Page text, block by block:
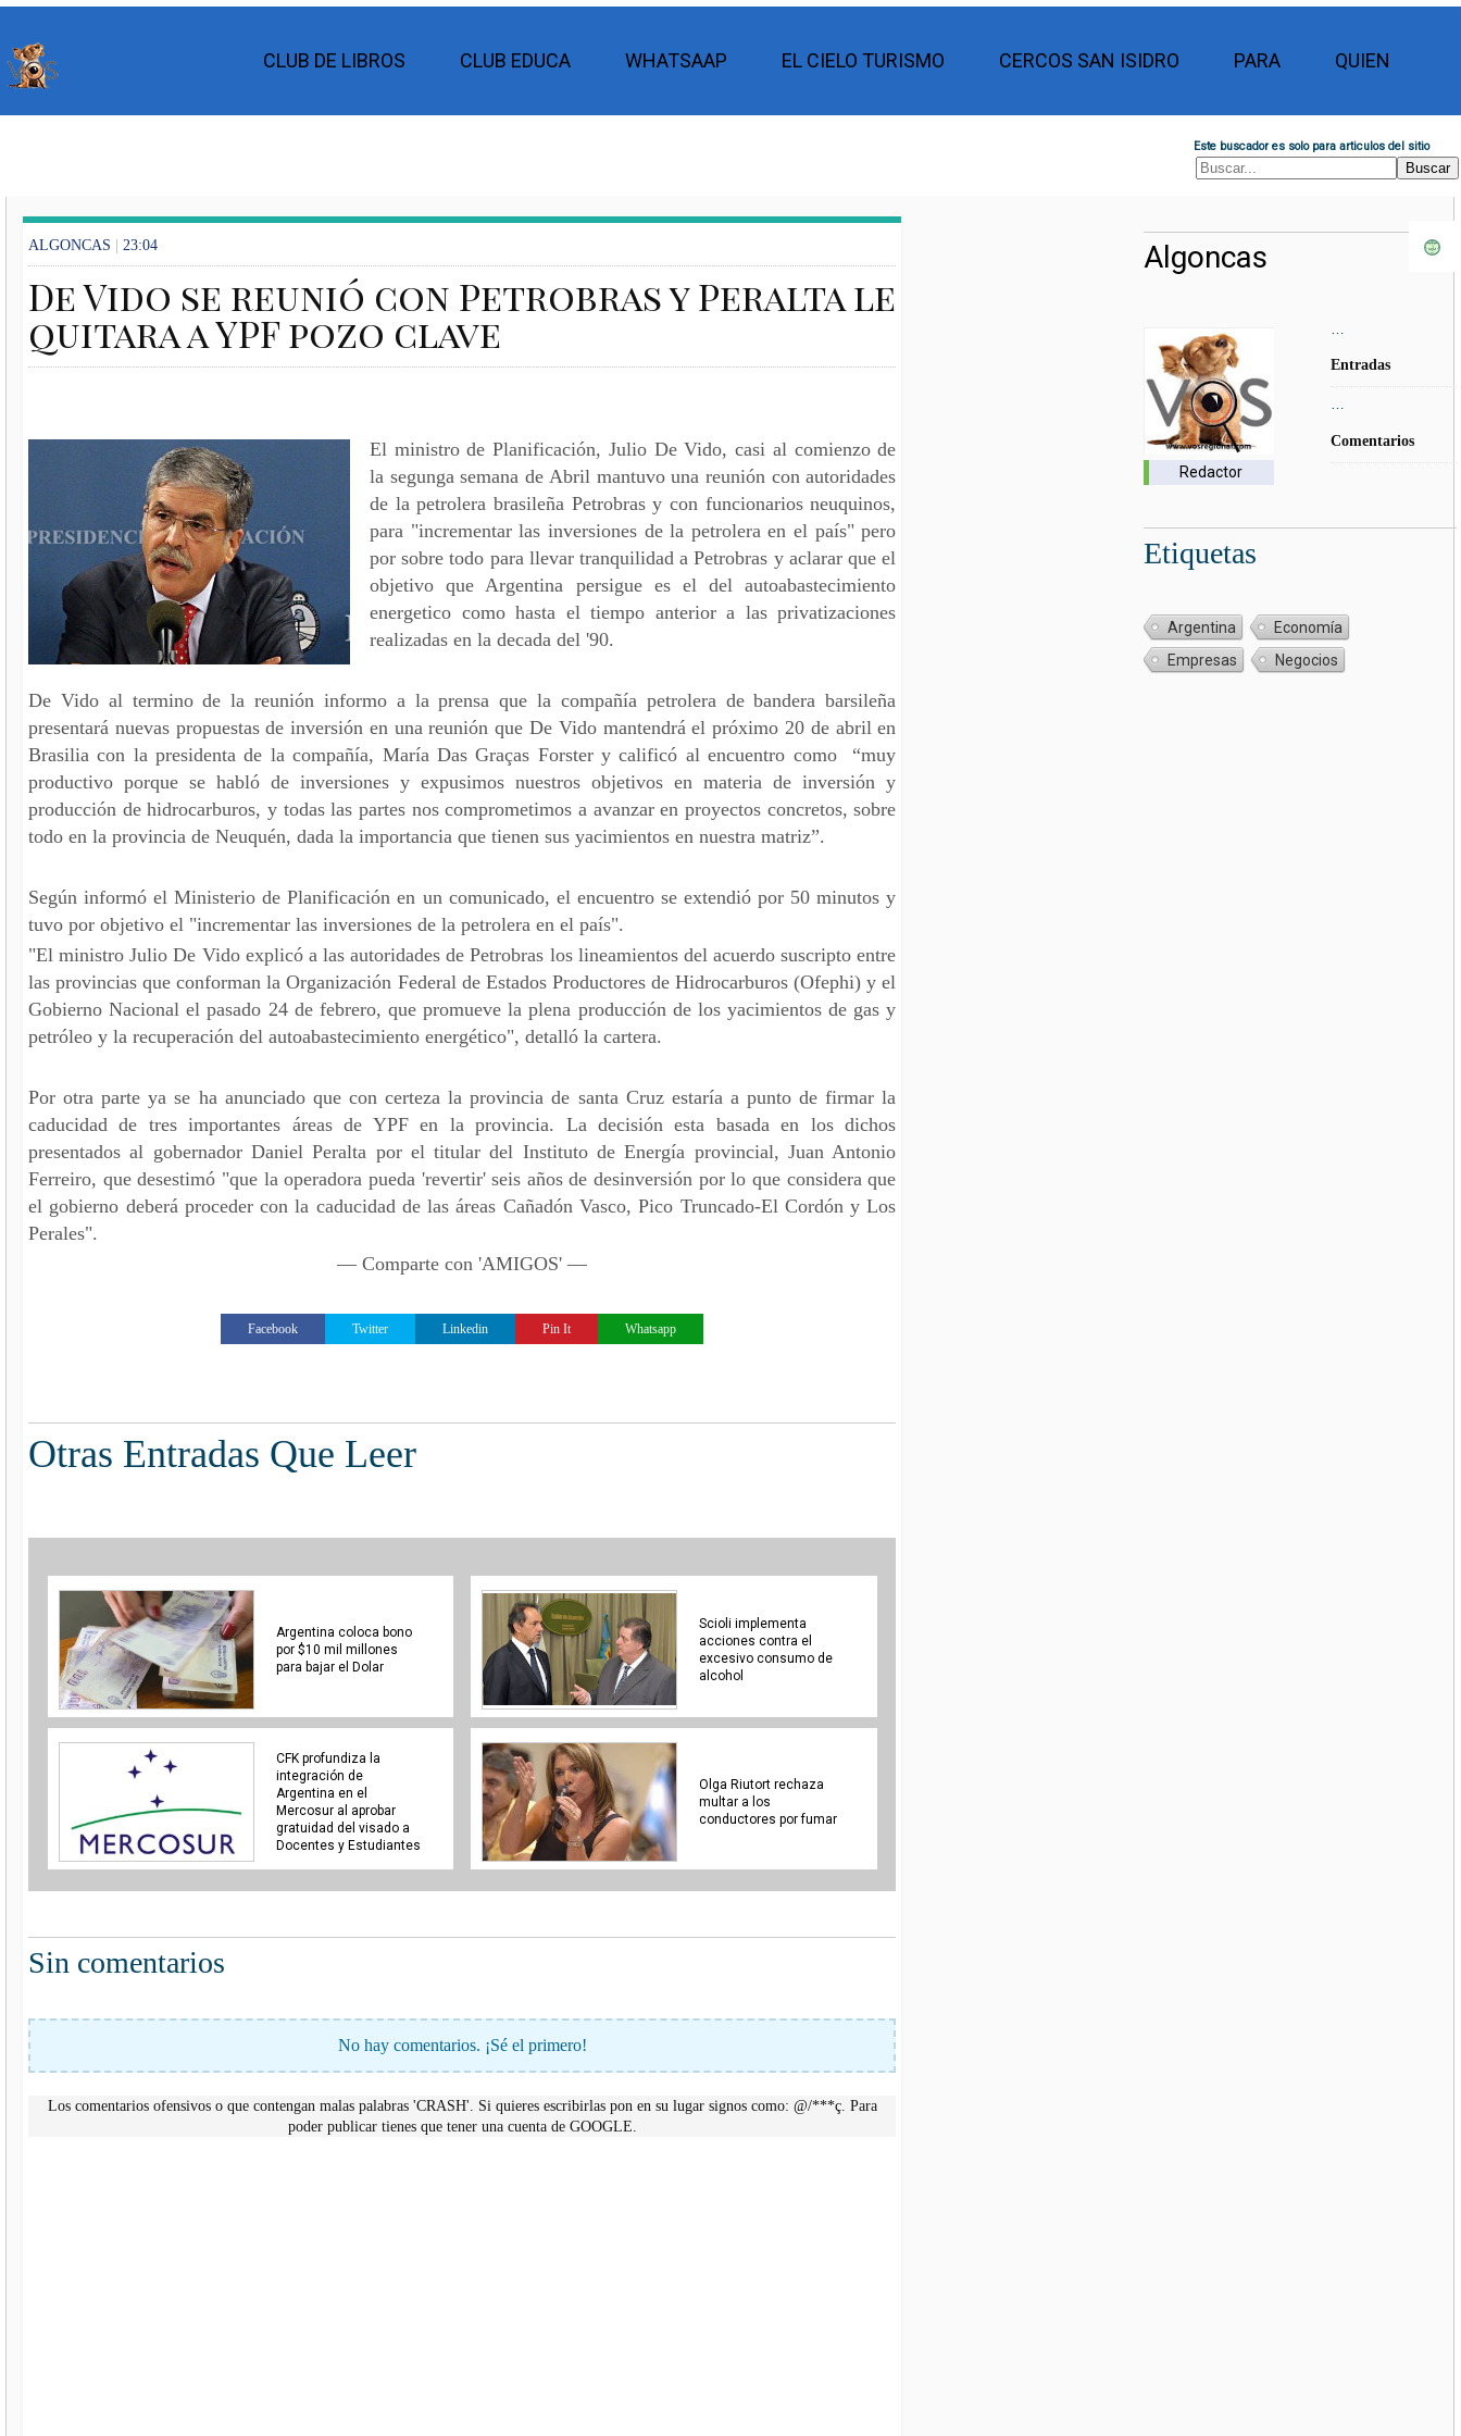
CLUB DE LIBROS CLUB EDUCA WHATSAAP EL CIELO TURISMO CERCOS SAN ISIDRO PARA QUIEN
Este buscador es solo para articulos del sitio
ALGONCAS | 23:04
De Vido se reunió con Petrobras y Peralta le
quitara a YPF pozo clave
El ministro de Planificación, Julio De Vido, casi al comienzo de
la segunga semana de Abril mantuvo una reunión con autoridades
de la petrolera brasileña Petrobras y con funcionarios neuquinos,
para "incrementar las inversiones de la petrolera en el país" pero
por sobre todo para llevar tranquilidad a Petrobras y aclarar que el
objetivo que Argentina persigue es el del autoabastecimiento
energetico como hasta el tiempo anterior a las privatizaciones
realizadas en la decada del '90.
De Vido al termino de la reunión informo a la prensa que la compañía petrolera de bandera barsileña
presentará nuevas propuestas de inversión en una reunión que De Vido mantendrá el próximo 20 de abril en
Brasilia con la presidenta de la compañía, María Das Graças Forster y calificó al encuentro como “muy
productivo porque se habló de inversiones y expusimos nuestros objetivos en materia de inversión y
producción de hidrocarburos, y todas las partes nos comprometimos a avanzar en proyectos concretos, sobre
todo en la provincia de Neuquén, dada la importancia que tienen sus yacimientos en nuestra matriz”.
Según informó el Ministerio de Planificación en un comunicado, el encuentro se extendió por 50 minutos y
tuvo por objetivo el "incrementar las inversiones de la petrolera en el país".
"El ministro Julio De Vido explicó a las autoridades de Petrobras los lineamientos del acuerdo suscripto entre
las provincias que conforman la Organización Federal de Estados Productores de Hidrocarburos (Ofephi) y el
Gobierno Nacional el pasado 24 de febrero, que promueve la plena producción de los yacimientos de gas y
petróleo y la recuperación del autoabastecimiento energético", detalló la cartera.
Por otra parte ya se ha anunciado que con certeza la provincia de santa Cruz estaría a punto de firmar la
caducidad de tres importantes áreas de YPF en la provincia. La decisión esta basada en los dichos
presentados al gobernador Daniel Peralta por el titular del Instituto de Energía provincial, Juan Antonio
Ferreiro, que desestimó "que la operadora pueda 'revertir' seis años de desinversión por lo que considera que
el gobierno deberá proceder con la caducidad de las áreas Cañadón Vasco, Pico Truncado-El Cordón y Los
Perales".
— Comparte con 'AMIGOS' —
Facebook Twitter Linkedin Pin It Whatsapp
Otras Entradas Que Leer
Argentina coloca bono
por $10 mil millones
para bajar el Dolar
Scioli implementa
acciones contra el
excesivo consumo de
alcohol
CFK profundiza la
integración de
Argentina en el
Mercosur al aprobar
gratuidad del visado a
Docentes y Estudiantes
Olga Riutort rechaza
multar a los
conductores por fumar
Sin comentarios
No hay comentarios. ¡Sé el primero!
Los comentarios ofensivos o que contengan malas palabras 'CRASH'. Si quieres escribirlas pon en su lugar signos como: @/***ç. Para
poder publicar tienes que tener una cuenta de GOOGLE.
Algoncas
Redactor
Entradas
…
Comentarios
Etiquetas
Argentina
Economía
Empresas
Negocios